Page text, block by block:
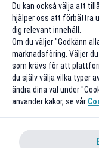
Du kan också välja att
hjälper oss att förbättra
dig relevant innehåll.
Om du väljer "Godkänn
marknadsföring. Väljer
som krävs för att
du själv välja vilka typer
ändra dina val under
använder kakor, se vår